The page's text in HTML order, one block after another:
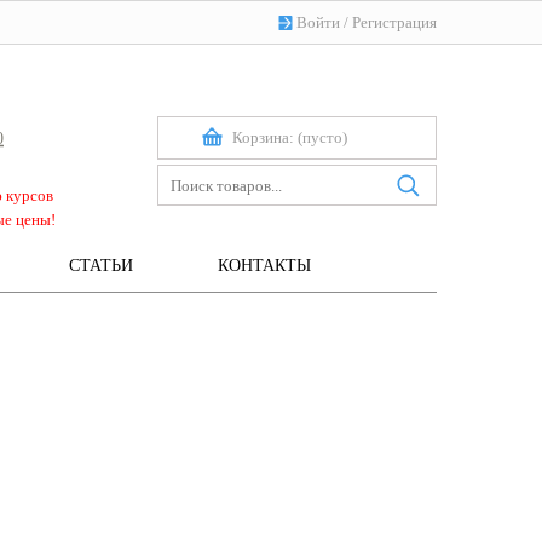
Войти / Регистрация
Корзина: (пусто)
курсов
цены!
СТАТЬИ КОНТАКТЫ